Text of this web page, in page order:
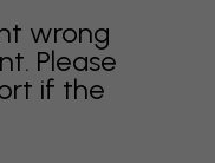
wrong
Please
if the